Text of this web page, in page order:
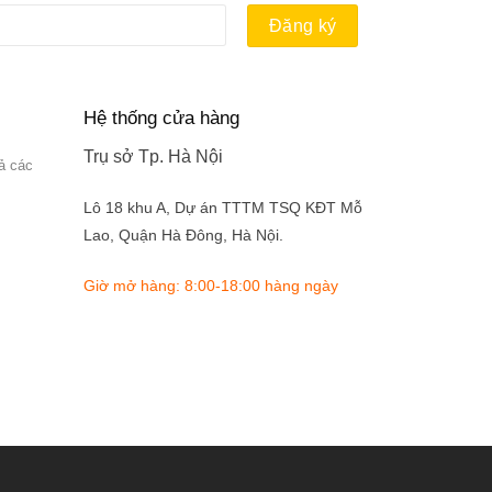
các
Hệ thống cửa hàng
Trụ sở Tp. Hà Nội
Lô 18 khu A, Dự án TTTM TSQ KĐT Mỗ
Lao, Quận Hà Đông, Hà Nội.
Giờ mở hàng: 8:00-18:00 hàng ngày